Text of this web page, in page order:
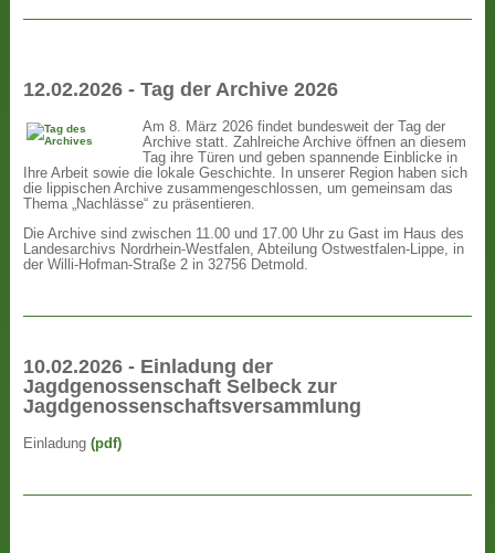
12.02.2026 - Tag der Archive 2026
Am 8. März 2026 findet bundesweit der Tag der
Archive statt. Zahlreiche Archive öffnen an diesem
Tag ihre Türen und geben spannende Einblicke in
Ihre Arbeit sowie die lokale Geschichte. In unserer Region haben sich
die lippischen Archive zusammengeschlossen, um gemeinsam das
Thema „Nachlässe“ zu präsentieren.
Die Archive sind zwischen 11.00 und 17.00 Uhr zu Gast im Haus des
Landesarchivs Nordrhein-Westfalen, Abteilung Ostwestfalen-Lippe, in
der Willi-Hofman-Straße 2 in 32756 Detmold.
10.02.2026 - Einladung der
Jagdgenossenschaft Selbeck zur
Jagdgenossenschaftsversammlung
Einladung(pdf)